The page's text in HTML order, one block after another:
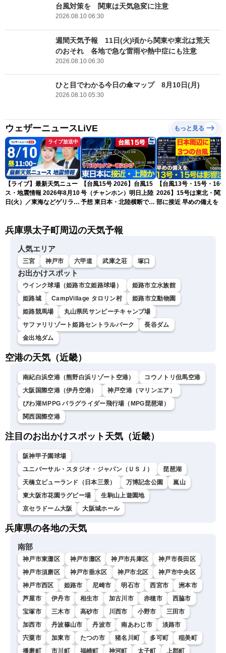
台風対策を 関東は天気急変に注意
2026.08.10 06:30
週間天気予報 11日(火)頃から関東や東北は荒天
のおそれ 各地で急な雷雨や熱中症にも注意
2026.08.10 06:30
ひと目でわかる今日の傘マップ 8月10日(月)
2026.08.10 05:30
ウェザーニュースLiVE もっと見る
ライブ放送中
【ライブ】最新天気ニュー
ス・地震情報 2026年8月10
日(火）／東海などゲリラ雷
ュースLiVEコーヒータイ
【台風15号 2026】台風15
号（チャンホン）明日上陸
予想 東日本・北陸横断で大
【台風13号・15号・16号
2026】15号は東北・関
部に接近 早めの備えを（
兵庫県太子町周辺の天気予報
人気エリア
三宮 神戸市 六甲道 武庫之荘 塚口
お出かけスポット
ウインク球場（姫路市立姫路球場）
姫路市立水族館
姫路城
CampVillage タロリン村
姫路市立動物園
姫路競馬場
丸山県民サンビーチキャンプ場
サファリリゾート姫路セントラルパーク
長谷ダム
金出地ダム
空港の天気（近畿）
南紀白浜空港（熊野白浜リゾート空港）
コウノトリ但馬空港
大阪国際空港（伊丹空港）
神戸空港（マリンエア）
びわ湖ＭPPG パラグライダー飛行場（MPG琵琶湖）
関西国際空港
注目のお出かけスポット天気（近畿）
阪神甲子園球場
ユニバーサル・スタジオ・ジャパン（ＵＳＪ）
琵琶湖
天橋立ビューランド（日本三景）
万博記念公園
嵐山
東大阪市花園ラグビー場
生駒山上遊園地
京セラドーム大阪
大阪城ホール
兵庫県の各地の天気
南部
神戸市東灘区 神戸市灘区 神戸市兵庫区
神戸市長田区
神戸市須磨区
神戸市垂水区 神戸市北区
神戸市中央区
神戸市西区
姫路市 尼崎市 明石市 西宮市
洲本市
芦屋市
伊丹市 相生市 加古川市 赤穂市
西脇市
宝塚市
三木市 高砂市 川西市 小野市
三田市
加西市
丹波篠山市 丹波市 南あわじ市
淡路市
宍粟市
加東市 たつの市 猪名川町 多可町
稲美町
播磨町
市川町 福崎町 神河町 太子町 上郡町